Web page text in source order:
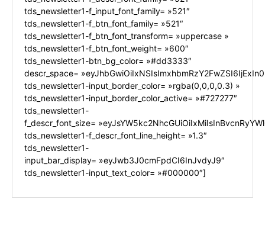
tds_newsletter1-f_input_font_family= »521″
tds_newsletter1-f_btn_font_family= »521″
tds_newsletter1-f_btn_font_transform= »uppercase »
tds_newsletter1-f_btn_font_weight= »600″
tds_newsletter1-btn_bg_color= »#dd3333″
descr_space=
tds_newsletter1-input_border_color= »rgba(0,0,0,0.3) »
tds_newsletter1-input_border_color_active= »#727277″
tds_newsletter1-
f_descr_font_size=
tds_newsletter1-f_descr_font_line_height= »1.3″
tds_newsletter1-
input_bar_display= »eyJwb3J0cmFpdCI6InJvdyJ9″
tds_newsletter1-input_text_color= »#000000″]